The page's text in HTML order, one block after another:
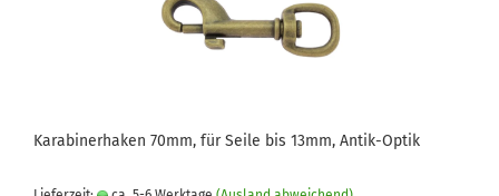
Karabinerhaken 70mm, für Seile bis 13mm, Antik-Optik